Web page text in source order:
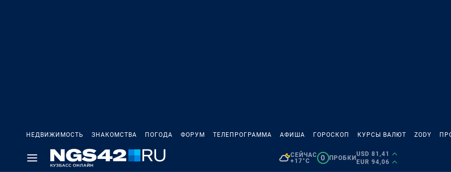
НЕДВИЖИМОСТЬ ЗНАКОМСТВА ПОГОДА ФОРУМ ТЕЛЕПРОГРАММА АФИША ГОРОСКОП КУРСЫ ВАЛЮТ ZODY
СЕЙЧАС
+17°C
0 ПРОБКИ
USD 81,41
EUR 94,06